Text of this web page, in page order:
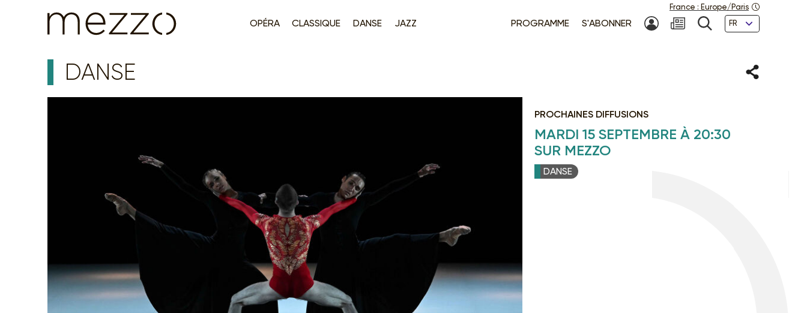
OPÉRA CLASSIQUE DANSE JAZZ PROGRAMME S'ABONNER MON COMPTE
NEWSLETTER
RECHERCHE
Langues
France : Europe/Paris
DANSE Partager
PROCHAINES DIFFUSIONS
MARDI 15 SEPTEMBRE À 20:30
SUR MEZZO
DANSE